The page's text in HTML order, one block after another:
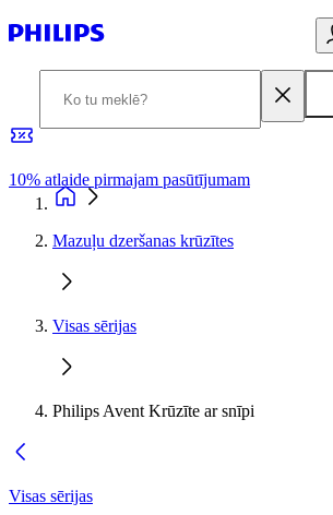
10% atlaide pirmajam pasūtījumam
Mazuļu dzeršanas krūzītes
Visas sērijas
Philips Avent Krūzīte ar snīpi
Visas sērijas